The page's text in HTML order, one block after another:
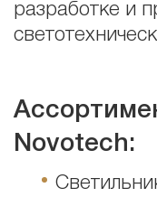
разработке и
Novotech: